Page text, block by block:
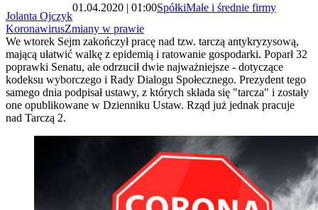
Jolanta Ojczyk
01.04.2020 | 01:00SpółkiMałe i średnie firmy
KoronawirusZmiany w prawie
We wtorek Sejm zakończył pracę nad tzw. tarczą antykryzysową,
mającą ułatwić walkę z epidemią i ratowanie gospodarki. Poparł 32
poprawki Senatu, ale odrzucił dwie najważniejsze - dotyczące
kodeksu wyborczego i Rady Dialogu Społecznego. Prezydent tego
samego dnia podpisał ustawy, z których składa się "tarcza" i zostały
one opublikowane w Dzienniku Ustaw. Rząd już jednak pracuje
nad Tarczą 2.